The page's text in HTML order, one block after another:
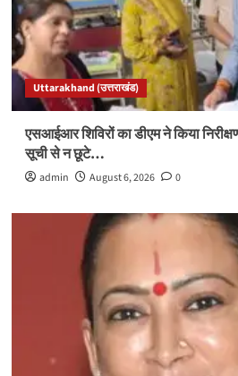
Uttarakhand (उत्तराखंड)
एसआईआर शिविरों का डीएम ने किया
सूची से न छूटे…
admin August 6, 2026 0